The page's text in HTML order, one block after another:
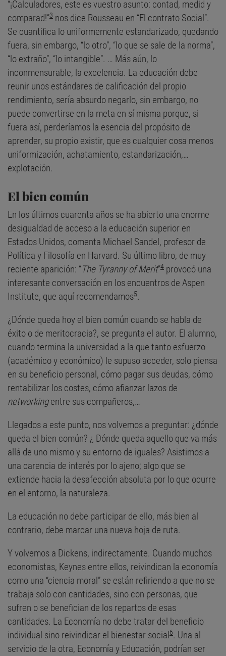
“¡Calculadores, este es vuestro asunto: contad, medid y
comparad!”3 nos dice Rousseau en “El contrato Social”.
Se cuantifica lo uniformemente estandarizado, quedando
fuera, sin embargo, “lo otro”, “lo que se sale de la norma”,
“lo extraño”, “lo intangible”. … Más aún, lo
inconmensurable, la excelencia. La educación debe
reunir unos estándares de calificación del propio
rendimiento, sería absurdo negarlo, sin embargo, no
puede convertirse en la meta en sí misma porque, si
fuera así, perderíamos la esencia del propósito de
aprender, su propio existir, que es cualquier cosa menos
uniformización, achatamiento, estandarización,…
explotación.
El bien común
En los últimos cuarenta años se ha abierto una enorme
desigualdad de acceso a la educación superior en
Estados Unidos, comenta Michael Sandel, profesor de
Política y Filosofía en Harvard. Su último libro, de muy
reciente aparición: “The Tyranny of Merit”4 provocó una
interesante conversación en los encuentros de Aspen
Institute, que aquí recomendamos5.
¿Dónde queda hoy el bien común cuando se habla de
éxito o de meritocracia?, se pregunta el autor. El alumno,
cuando termina la universidad a la que tanto esfuerzo
(académico y económico) le supuso acceder, solo piensa
en su beneficio personal, cómo pagar sus deudas, cómo
rentabilizar los costes, cómo afianzar lazos de
networkingentre sus compañeros,…
Llegados a este punto, nos volvemos a preguntar: ¿dónde
queda el bien común? ¿ Dónde queda aquello que va más
allá de uno mismo y su entorno de iguales? Asistimos a
una carencia de interés por lo ajeno; algo que se
extiende hacia la desafección absoluta por lo que ocurre
en el entorno, la naturaleza.
La educación no debe participar de ello, más bien al
contrario, debe marcar una nueva hoja de ruta.
Y volvemos a Dickens, indirectamente. Cuando muchos
economistas, Keynes entre ellos, reivindican la economía
como una “ciencia moral” se están refiriendo a que no se
trabaja solo con cantidades, sino con personas, que
sufren o se benefician de los repartos de esas
cantidades. La Economía no debe tratar del beneficio
individual sino reivindicar el bienestar social6. Una al
servicio de la otra, Economía y Educación, podrían ser